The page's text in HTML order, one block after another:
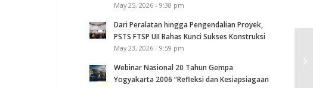
May 25, 2026 - 9:38 pm
Dari Peralatan hingga Pengendalian Proyek,
PSTS FTSP UII Bahas Kunci Sukses Konstruksi
May 23, 2026 - 9:59 pm
Webinar Nasional 20 Tahun Gempa
Yogyakarta 2006 “Refleksi dan Kesiapsiagaan